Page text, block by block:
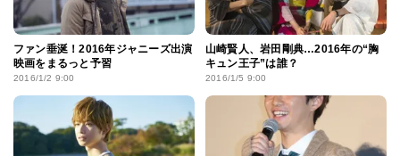
ファン垂涎！2016年ジャニーズ出演
映画をまるっと予習
2016/1/2 9:00
山崎賢人、岩田剛典…2016年の“胸
キュン王子”は誰？
2016/1/5 9:00